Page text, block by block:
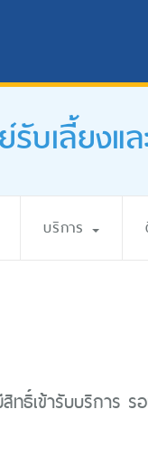
รับเลี้ยงแ
บริการ
ทธิ์เข้ารับบริการ